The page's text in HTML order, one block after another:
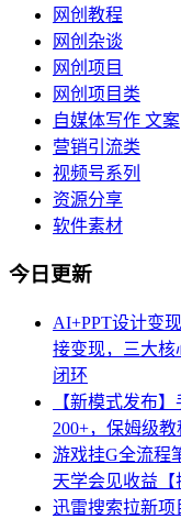
网创教程
网创杂谈
网创项目
网创项目类
自媒体写作 文案
营销引流类
视频号系列
资源分享
软件素材
今日更新
AI+PPT设计变
接变现，三大
闭环
【新模式发布
200+，保姆级教
游戏挂G全流程
天学会见收益【
迅雷搜索拉新项